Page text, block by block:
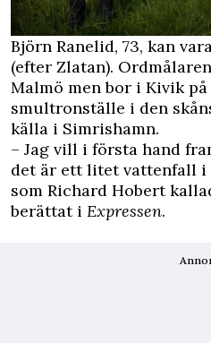
Björn Ranelid, 73, kan
(efter Zlatan).
Malmö men bor i Kivik
smultronställe i den
källa i Simrishamn.
– Jag vill i första hand
det är ett litet vattenfall i
som Richard Hobert
berättat i Expressen.